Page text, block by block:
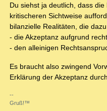
Du siehst ja deutlich, dass
kritischeren Sichtweise
bilanzielle Realitäten, die
- die Akzeptanz aufgrund
- den alleinigen
Es braucht also zwingend
Erklärung der Akzeptanz
--
Gruß!™